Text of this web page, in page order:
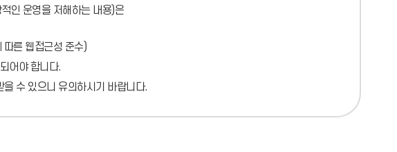
인 운영을 저해하는 내용)은
른 웹접근성 준수)
어야 합니다.
수 있으니 유의하시기 바랍니다.